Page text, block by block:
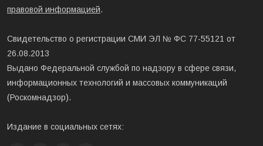
правовой информацией.
Свидетельство о регистрации СМИ ЭЛ № ФС 77-55121 от
26.08.2013
Выдано Федеральной службой по надзору в сфере связи,
информационных технологий и массовых коммуникаций
(Роскомнадзор).
Издание в социальных сетях: